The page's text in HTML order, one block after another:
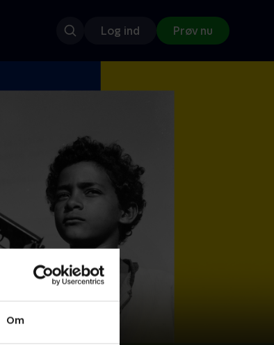
Om
Log ind Prøv nu